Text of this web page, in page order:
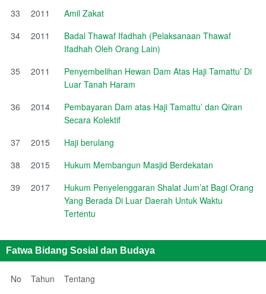
33 2011
Amil Zakat
34
2011
Badal Thawaf Ifadhah (Pelaksanaan Thawaf
Ifadhah Oleh Orang Lain)
35
2011
Penyembelihan Hewan Dam Atas Haji Tamattu’ Di
Luar Tanah Haram
36
2014
Pembayaran Dam atas Haji Tamattu’ dan Qiran
Secara Kolektif
37
2015
Haji berulang
38
2015
Hukum Membangun Masjid Berdekatan
39
2017
Hukum Penyelenggaran Shalat Jum’at Bagi Orang
Yang Berada Di Luar Daerah Untuk Waktu
Tertentu
Fatwa Bidang Sosial dan Budaya
No Tahun
Tentang